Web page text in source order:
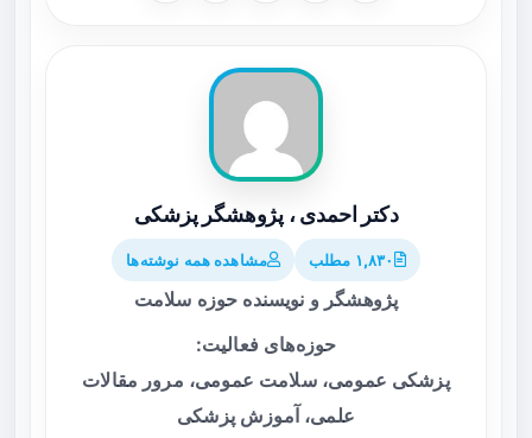
دکتر احمدی ، پژوهشگر پزشکی
۱,۸۳۰ مطلب مشاهده همه نوشته‌ها
پژوهشگر و نویسنده حوزه سلامت
حوزه‌های فعالیت:
پزشکی عمومی، سلامت عمومی، مرور مقالات
علمی، آموزش پزشکی